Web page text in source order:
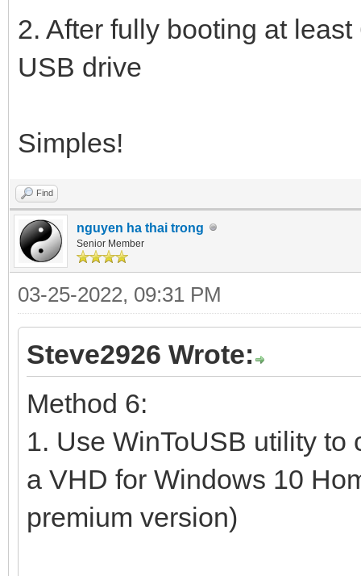
2. After fully booting at
USB drive
Simples!
Find
nguyen ha thai trong
Senior Member
03-25-2022, 09:31 PM
Steve2926 Wrote:
Method 6:
1. Use WinToUSB utility to
a VHD for Windows 10
premium version)